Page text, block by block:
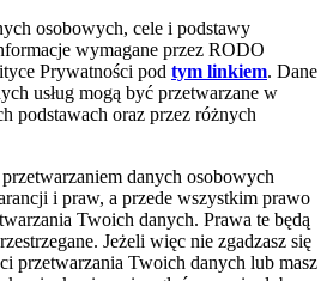
osobowych, cele i podstawy
wymagane przez RODO
Prywatności pod tym linkiem. Dane
usług mogą być przetwarzane w
podstawach oraz przez różnych
danych osobowych
i praw, a przede wszystkim prawo
Twoich danych. Prawa te będą
Jeżeli więc nie zgadzasz się
przetwarzania Twoich danych lub masz